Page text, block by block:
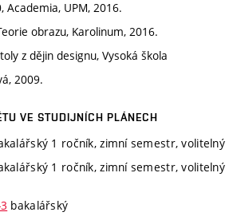
Academia, UPM, 2016.
obrazu, Karolinum, 2016.
z dějin designu, Vysoká škola
2009.
VE STUDIJNÍCH PLÁNECH
1 ročník, zimní semestr, volitelný
1 ročník, zimní semestr, volitelný
bakalářský